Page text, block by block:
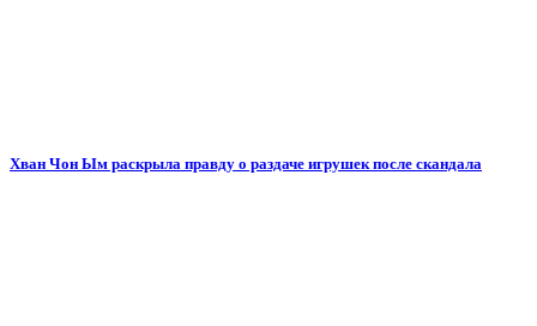
Хван Чон Ым раскрыла правду о раздаче игрушек после скандала